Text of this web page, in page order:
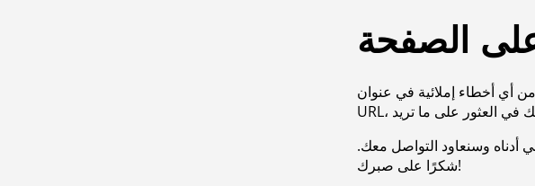
على الصفحة
أي أخطاء إملائية في عنوان
وسنعاود التواصل معك.
شكرًا على صبرك!